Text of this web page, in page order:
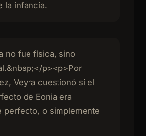
la infancia.
no fue física, sino
p><p>Por
Veyra cuestionó si el
de Eonia era
perfecto, o simplemente